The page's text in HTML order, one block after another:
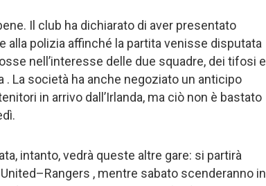
Il club ha dichiarato di aver presentato
e alla polizia affinché la partita venisse disputata
nell’interesse delle due squadre, dei tifosi e
La società ha anche negoziato un anticipo
in arrivo dall’Irlanda, ma ciò non è bastato
intanto, vedrà queste altre gare: si partirà
, mentre sabato scenderanno in